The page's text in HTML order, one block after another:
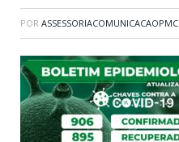
POR ASSESSORIACOMUNICACAOPMC